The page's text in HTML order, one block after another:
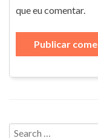
que eu comentar.
Search